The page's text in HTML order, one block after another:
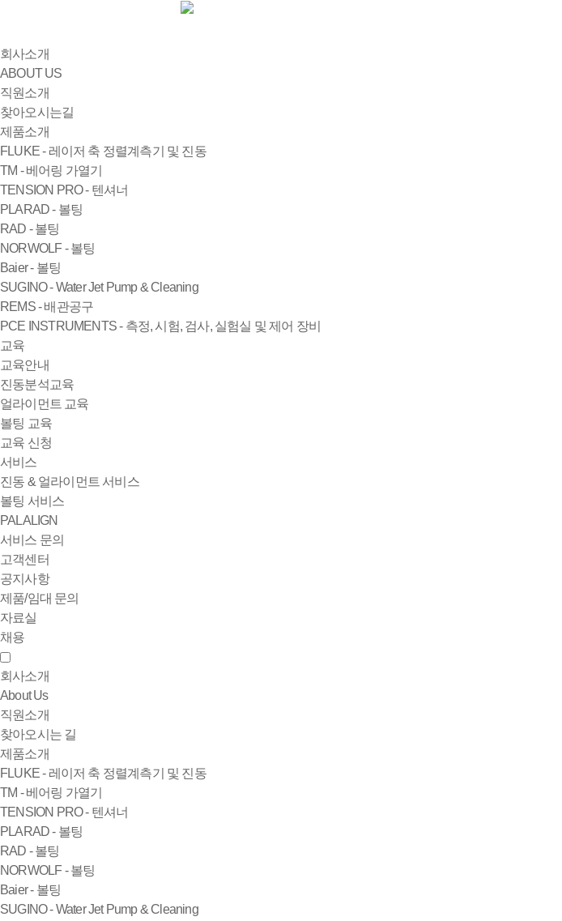
회사소개
ABOUT US
직원소개
찾아오시는길
제품소개
FLUKE - 레이저 축 정렬계측기 및 진동
TM - 베어링 가열기
TENSION PRO - 텐셔너
PLARAD - 볼팅
RAD - 볼팅
NORWOLF - 볼팅
Baier - 볼팅
SUGINO - Water Jet Pump & Cleaning
REMS - 배관공구
PCE INSTRUMENTS - 측정, 시험, 검사, 실험실 및 제어 장비
교육
교육안내
진동분석교육
얼라이먼트 교육
볼팅 교육
교육 신청
서비스
진동 & 얼라이먼트 서비스
볼팅 서비스
PALALIGN
서비스 문의
고객센터
공지사항
제품/임대 문의
자료실
채용
회사소개
About Us
직원소개
찾아오시는 길
제품소개
FLUKE - 레이저 축 정렬계측기 및 진동
TM - 베어링 가열기
TENSION PRO - 텐셔너
PLARAD - 볼팅
RAD - 볼팅
NORWOLF - 볼팅
Baier - 볼팅
SUGINO - Water Jet Pump & Cleaning